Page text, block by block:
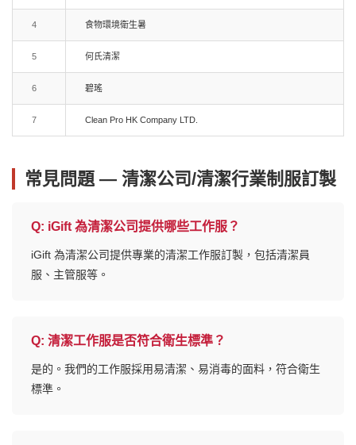
4 食物環境衛生暑
5 何氏清潔
6 碧瑤
7 Clean Pro HK Company LTD.
常見問題 — 清潔公司/清潔行業制服訂製
Q: iGift 為清潔公司提供哪些工作服？
iGift 為清潔公司提供專業的清潔工作服訂製，包括清潔員
服、主管服等。
Q: 清潔工作服是否符合衛生標準？
是的。我們的工作服採用易清潔、易消毒的面料，符合衛生
標準。